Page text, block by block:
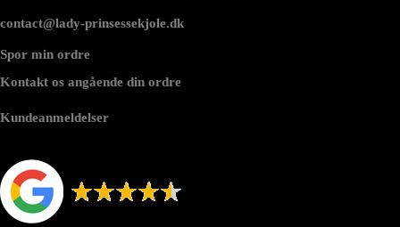
contact@lady-prinsessekjole.dk
Spor min ordre
Kontakt os angående din ordre
Kundeanmeldelser